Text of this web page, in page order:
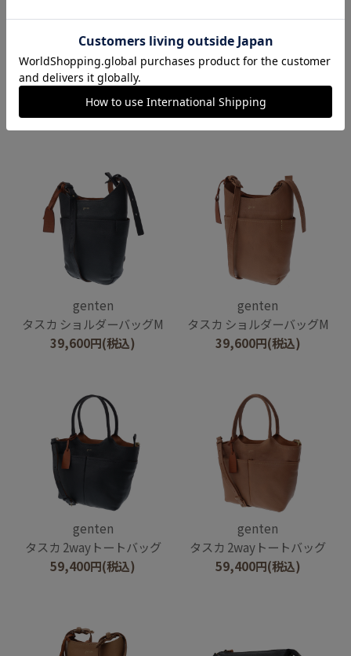
genten
【新型】タスカ ポーチ
9,900円(税込)
genten
タスカ ミニショルダーバッグ
29,700円(税込)
genten
タスカ ショルダーバッグM
39,600円(税込)
genten
タスカ ショルダーバッグM
39,600円(税込)
genten
タスカ 2wayトートバッグ
59,400円(税込)
genten
タスカ 2wayトートバッグ
59,400円(税込)